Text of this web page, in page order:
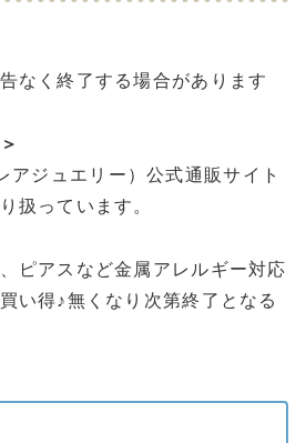
なく終了する場合があります
ジュエリー）公式通販サイト
扱っています。
ピアスなど金属アレルギー対応
い得♪無くなり次第終了となる